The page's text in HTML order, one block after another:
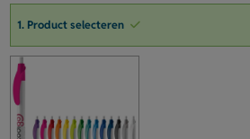
1. Product selecteren